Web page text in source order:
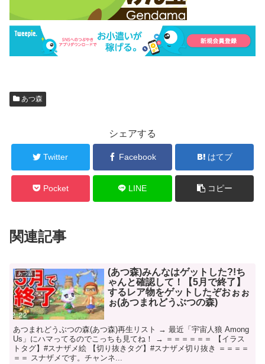
あつ森
シェアする
Twitter Facebook はてブ
Pocket LINE コピー
関連記事
あつ森
(あつ森)みんなはゲットした?!ち
ゃんと確認して！【5月で終了】
するレア物をゲットしたぞおぉぉ
ぉ(あつまれどうぶつの森)
あつまれどうぶつの森(あつ森)再生リスト → 最近「宇宙人狼 Among
Us」にハマってるのでこっちも見てね！ → ＝＝＝＝＝＝ 【イラス
トタグ】#スナザメ絵 【切り抜きタグ】#スナザメ切り抜き ＝＝＝＝
＝＝ スナザメです。チャンネ...